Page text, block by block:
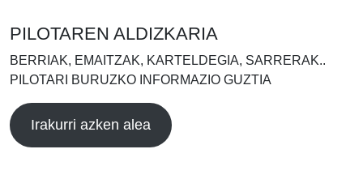
PILOTAREN ALDIZKARIA
BERRIAK, EMAITZAK, KARTELDEGIA, SARRERAK..
PILOTARI BURUZKO INFORMAZIO GUZTIA
Irakurri azken alea